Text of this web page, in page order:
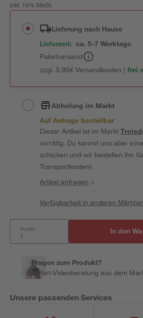
inkl. 19% MwSt.
Lieferung nach Hause
Lieferzeit: ca. 5-7 Werktage
Paketversand
zzgl. 5,95€ Versandkosten | frei
Abholung im Markt
Auf Anfrage bestellbar
Dieser Artikel ist im Markt
vorrätig. Du kannst uns aber
schicken und wir bestellen ihn
Transportkosten).
Artikel anfragen >
Verfügbarkeit in anderen Märkten
Anzahl: In den
Fragen zum Produkt?
Sofort-Videoberatung aus dem
Unsere passenden Services